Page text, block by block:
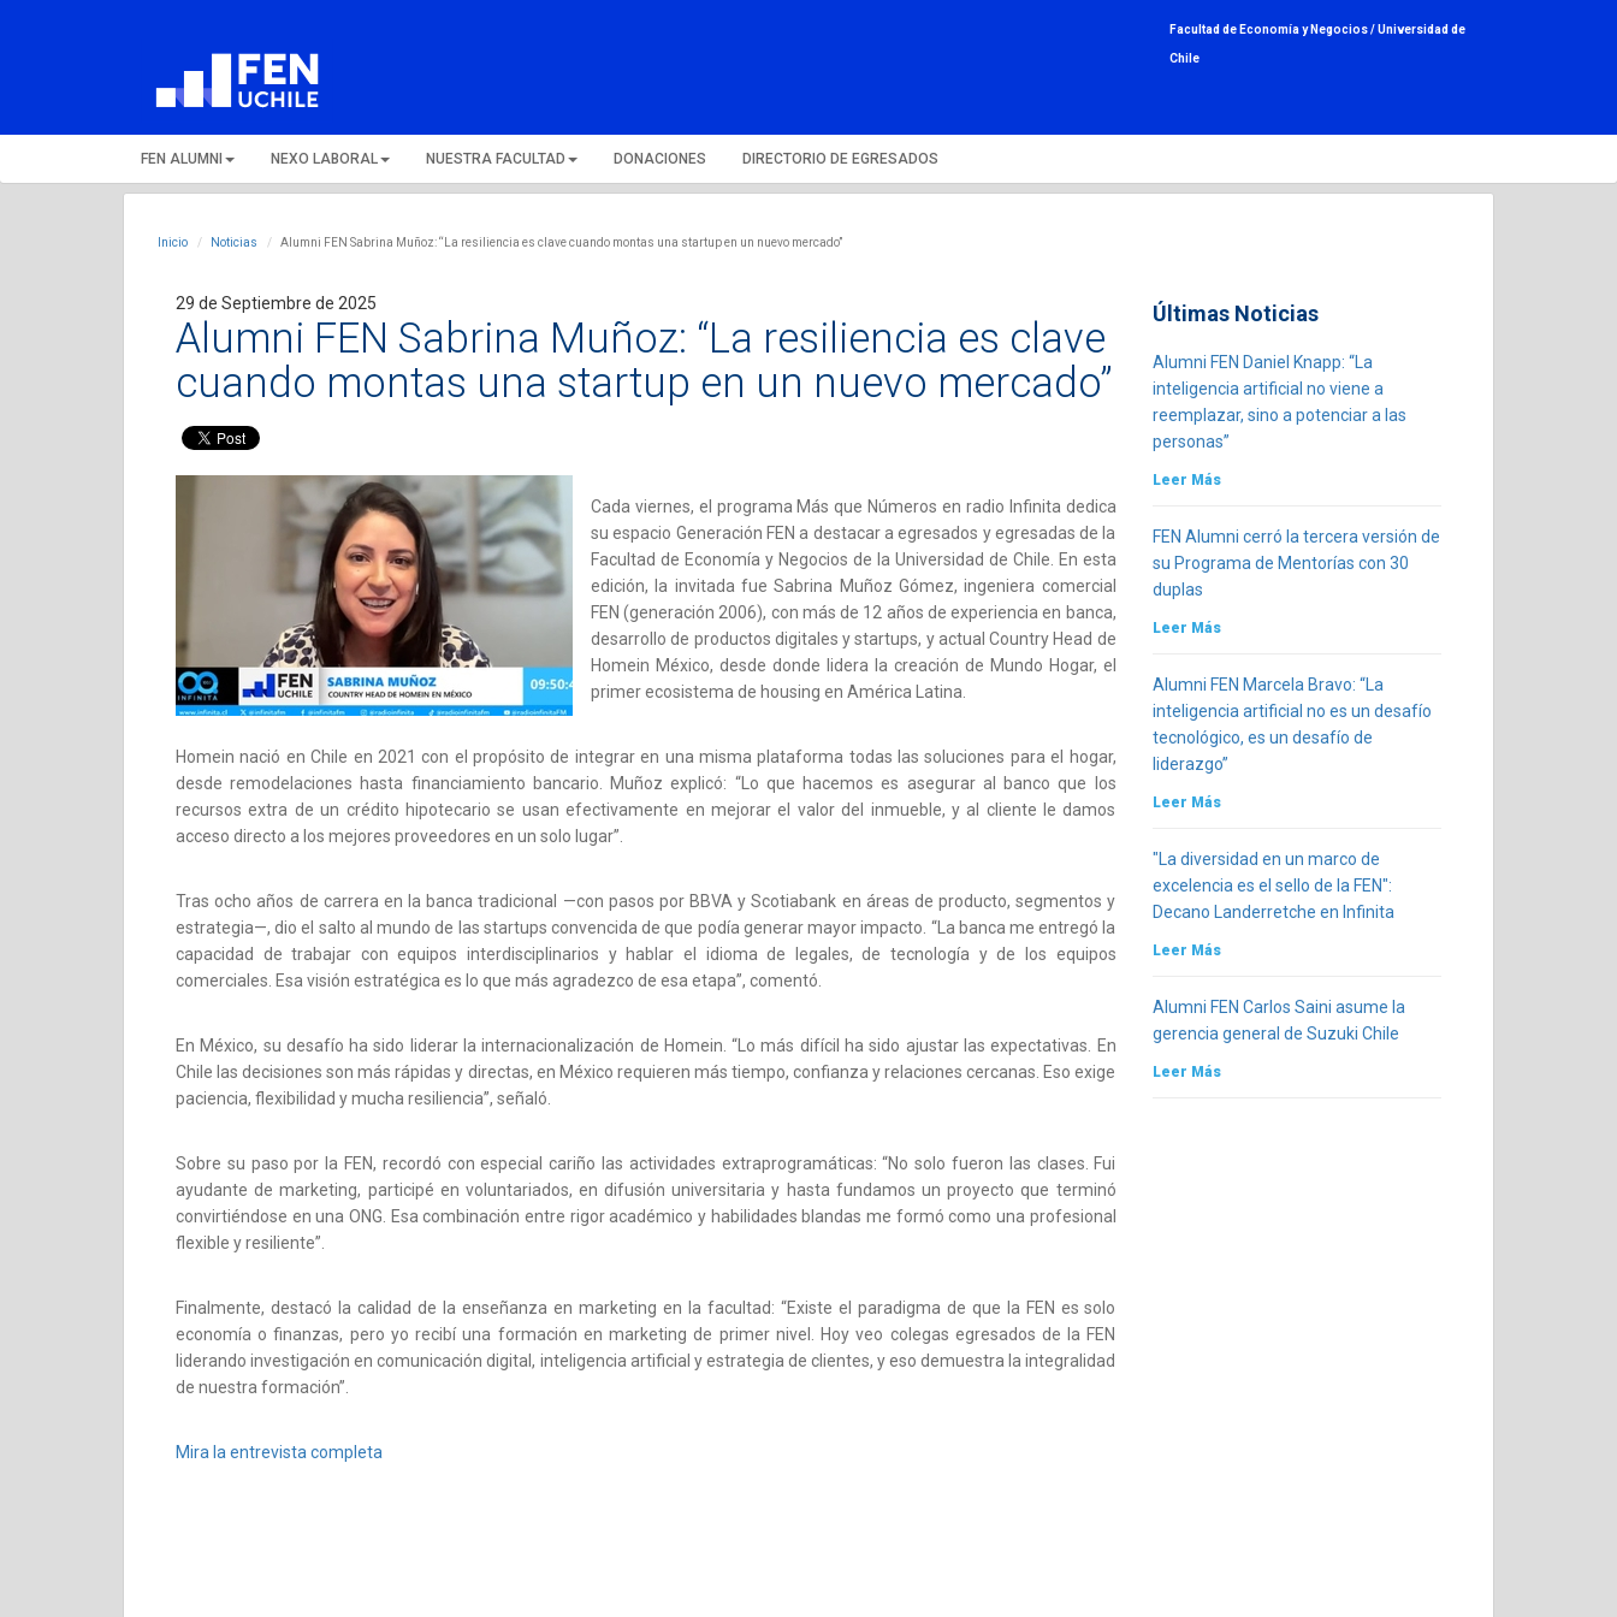
Facultad de Economía y Negocios /Universidad de
Chile
FEN ALUMNI NEXO LABORAL NUESTRA FACULTAD DONACIONES DIRECTORIO DE EGRESADOS
Inicio Noticias Alumni FEN Sabrina Muñoz: “La resiliencia es clave cuando montas una startup en un nuevo mercado”
29 de Septiembre de 2025
Alumni FEN Sabrina Muñoz: “La resiliencia es clave
cuando montas una startup en un nuevo mercado”
Cada viernes, el programa Más que Números en radio Infinita dedica
su espacio Generación FEN a destacar a egresados y egresadas de la
Facultad de Economía y Negocios de la Universidad de Chile. En esta
edición, la invitada fue Sabrina Muñoz Gómez, ingeniera comercial
FEN (generación 2006), con más de 12 años de experiencia en banca,
desarrollo de productos digitales y startups, y actual Country Head de
Homein México, desde donde lidera la creación de Mundo Hogar, el
primer ecosistema de housing en América Latina.
Homein nació en Chile en 2021 con el propósito de integrar en una misma plataforma todas las soluciones para el hogar,
desde remodelaciones hasta financiamiento bancario. Muñoz explicó: “Lo que hacemos es asegurar al banco que los
recursos extra de un crédito hipotecario se usan efectivamente en mejorar el valor del inmueble, y al cliente le damos
acceso directo a los mejores proveedores en un solo lugar”.
Tras ocho años de carrera en la banca tradicional —con pasos por BBVA y Scotiabank en áreas de producto, segmentos y
estrategia—, dio el salto al mundo de las startups convencida de que podía generar mayor impacto. “La banca me entregó la
capacidad de trabajar con equipos interdisciplinarios y hablar el idioma de legales, de tecnología y de los equipos
comerciales. Esa visión estratégica es lo que más agradezco de esa etapa”, comentó.
En México, su desafío ha sido liderar la internacionalización de Homein. “Lo más difícil ha sido ajustar las expectativas. En
Chile las decisiones son más rápidas y directas, en México requieren más tiempo, confianza y relaciones cercanas. Eso exige
paciencia, flexibilidad y mucha resiliencia”, señaló.
Sobre su paso por la FEN, recordó con especial cariño las actividades extraprogramáticas: “No solo fueron las clases. Fui
ayudante de marketing, participé en voluntariados, en difusión universitaria y hasta fundamos un proyecto que terminó
convirtiéndose en una ONG. Esa combinación entre rigor académico y habilidades blandas me formó como una profesional
flexible y resiliente”.
Finalmente, destacó la calidad de la enseñanza en marketing en la facultad: “Existe el paradigma de que la FEN es solo
economía o finanzas, pero yo recibí una formación en marketing de primer nivel. Hoy veo colegas egresados de la FEN
liderando investigación en comunicación digital, inteligencia artificial y estrategia de clientes, y eso demuestra la integralidad
de nuestra formación”.
Mira la entrevista completa
Últimas Noticias
Alumni FEN Daniel Knapp: “La
inteligencia artificial no viene a
reemplazar, sino a potenciar a las
personas”
Leer Más
FEN Alumni cerró la tercera versión de
su Programa de Mentorías con 30
duplas
Leer Más
Alumni FEN Marcela Bravo: “La
inteligencia artificial no es un desafío
tecnológico, es un desafío de
liderazgo”
Leer Más
"La diversidad en un marco de
excelencia es el sello de la FEN":
Decano Landerretche en Infinita
Leer Más
Alumni FEN Carlos Saini asume la
gerencia general de Suzuki Chile
Leer Más